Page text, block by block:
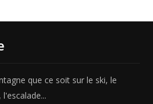
que ce soit sur le ski, le